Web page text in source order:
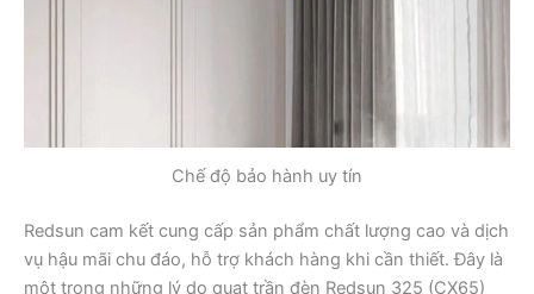
Chế độ bảo hành uy tín
Redsun cam kết cung cấp sản phẩm chất lượng cao và dịch
vụ hậu mãi chu đáo, hỗ trợ khách hàng khi cần thiết. Đây là
một trong những lý do quạt trần đèn Redsun 325 (CX65)